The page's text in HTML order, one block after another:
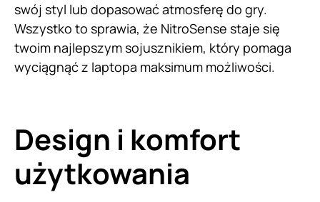
swój styl lub dopasować atmosferę do gry.
Wszystko to sprawia, że NitroSense staje się
twoim najlepszym sojusznikiem, który pomaga
wyciągnąć z laptopa maksimum możliwości.
Design i komfort
użytkowania